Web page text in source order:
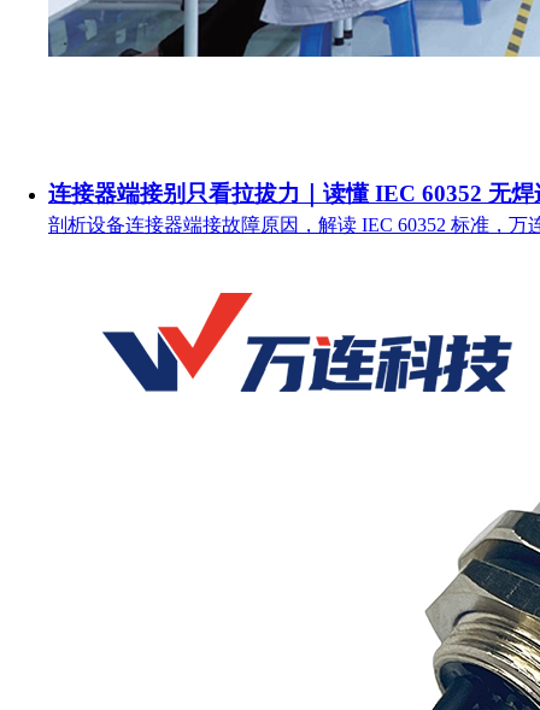
连接器端接别只看拉拔力｜读懂 IEC 60352 无
剖析设备连接器端接故障原因，解读 IEC 60352 标准，